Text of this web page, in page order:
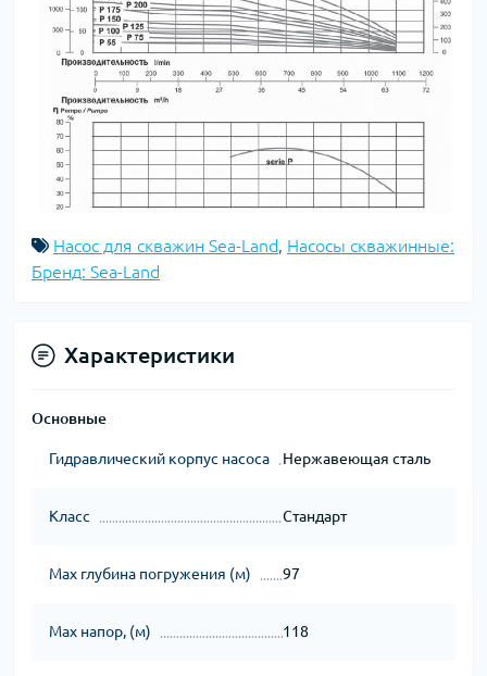
Насос для скважин Sea-Land, Насосы скважинные:
Бренд: Sea-Land
Характеристики
Основные
Гидравлический корпус насоса Нержавеющая сталь
Класс Стандарт
Мах глубина погружения (м) 97
Мах напор, (м) 118